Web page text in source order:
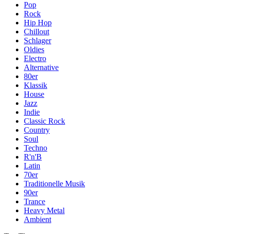
Pop
Rock
Hip Hop
Chillout
Schlager
Oldies
Electro
Alternative
80er
Klassik
House
Jazz
Indie
Classic Rock
Country
Soul
Techno
R'n'B
Latin
70er
Traditionelle Musik
90er
Trance
Heavy Metal
Ambient